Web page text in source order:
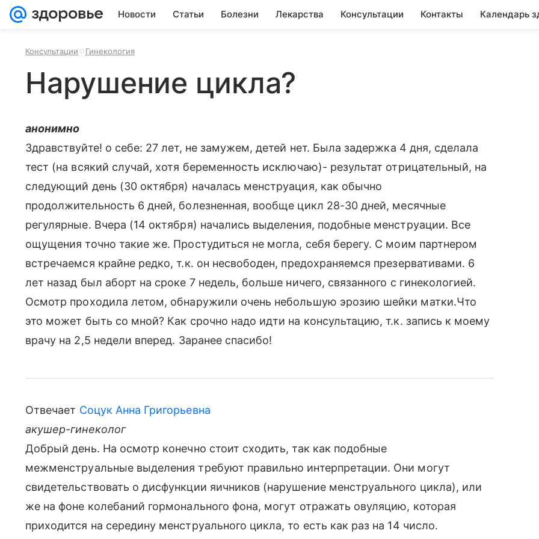
Новости Статьи Болезни Лекарства Консультации Контакты Календарь
Консультации Гинекология
Нарушение цикла?
анонимно
Здравствуйте! о себе: 27 лет, не замужем, детей нет. Была задержка 4 дня, сделала
тест (на всякий случай, хотя беременность исключаю)- результат отрицательный, на
следующий день (30 октября) началась менструация, как обычно
продолжительность 6 дней, болезненная, вообще цикл 28-30 дней, месячные
регулярные. Вчера (14 октября) начались выделения, подобные менструации. Все
ощущения точно такие же. Простудиться не могла, себя берегу. С моим партнером
встречаемся крайне редко, т.к. он несвободен, предохраняемся презервативами. 6
лет назад был аборт на сроке 7 недель, больше ничего, связанного с гинекологией.
Осмотр проходила летом, обнаружили очень небольшую эрозию шейки матки.Что
это может быть со мной? Как срочно надо идти на консультацию, т.к. запись к моему
врачу на 2,5 недели вперед. Заранее спасибо!
Отвечает Соцук Анна Григорьевна
акушер-гинеколог
Добрый день. На осмотр конечно стоит сходить, так как подобные
межменструальные выделения требуют правильно интерпретации. Они могут
свидетельствовать о дисфункции яичников (нарушение менструального цикла), или
же на фоне колебаний гормонального фона, могут отражать овуляцию, которая
приходится на середину менструального цикла, то есть как раз на 14 число.